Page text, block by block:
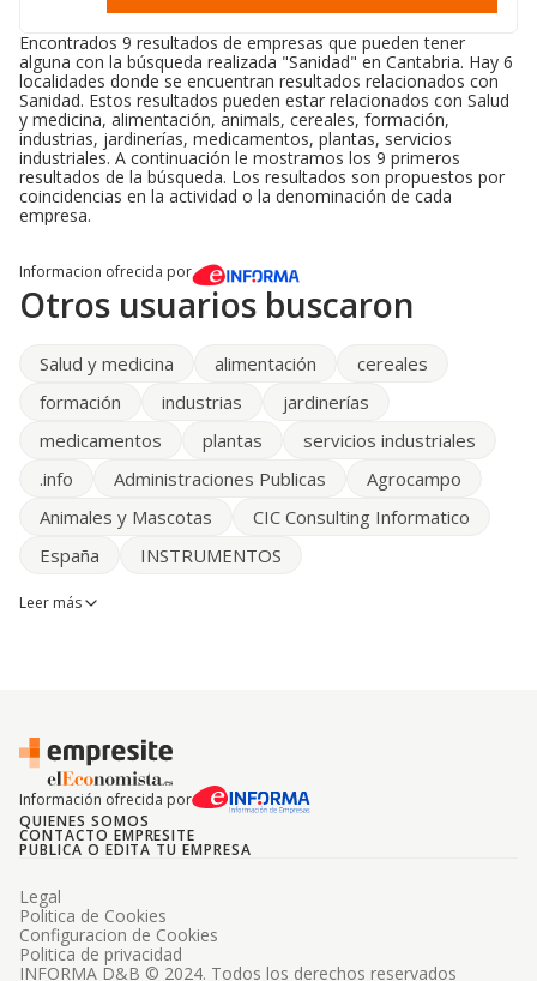
Encontrados 9 resultados de empresas que pueden tener
alguna con la búsqueda realizada "Sanidad" en Cantabria. Hay 6
localidades donde se encuentran resultados relacionados con
Sanidad. Estos resultados pueden estar relacionados con Salud
y medicina, alimentación, animals, cereales, formación,
industrias, jardinerías, medicamentos, plantas, servicios
industriales. A continuación le mostramos los 9 primeros
resultados de la búsqueda. Los resultados son propuestos por
coincidencias en la actividad o la denominación de cada
empresa.
Informacion ofrecida por
Otros usuarios buscaron
Salud y medicina alimentación
cereales
formación
industrias
jardinerías
medicamentos
plantas
servicios industriales
.info
Administraciones Publicas
Agrocampo
Animales y Mascotas
CIC Consulting Informatico
España
INSTRUMENTOS
Leer más
Información ofrecida por
QUIENES SOMOS
CONTACTO EMPRESITE
PUBLICA O EDITA TU EMPRESA
INFORMA D&B © 2024. Todos los derechos reservados
Legal
Politica de Cookies
Configuracion de Cookies
Politica de privacidad